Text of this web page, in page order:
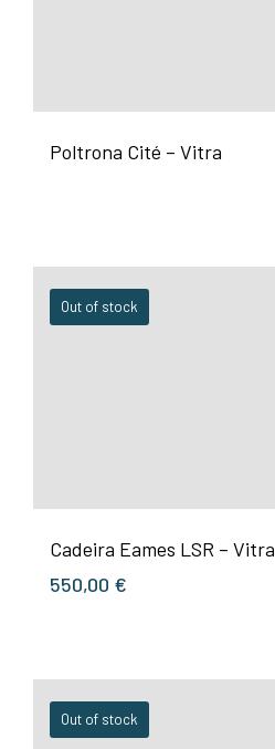
Poltrona Cité – Vitra
Out of stock
Cadeira Eames LSR – Vitra
550,00 €
Out of stock